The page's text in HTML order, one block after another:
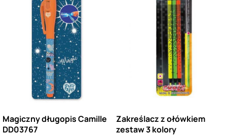
Magiczny długopis Camille
DD03767
Zakreślacz z ołówkiem
zestaw 3 kolory